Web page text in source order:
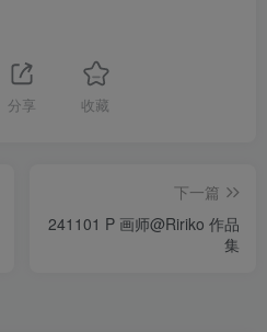
分享 收藏
下一篇
241101 P 画师@Ririko 作品
集